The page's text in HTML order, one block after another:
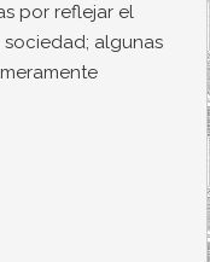
por reflejar el
algunas